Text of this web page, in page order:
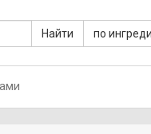
Найти по